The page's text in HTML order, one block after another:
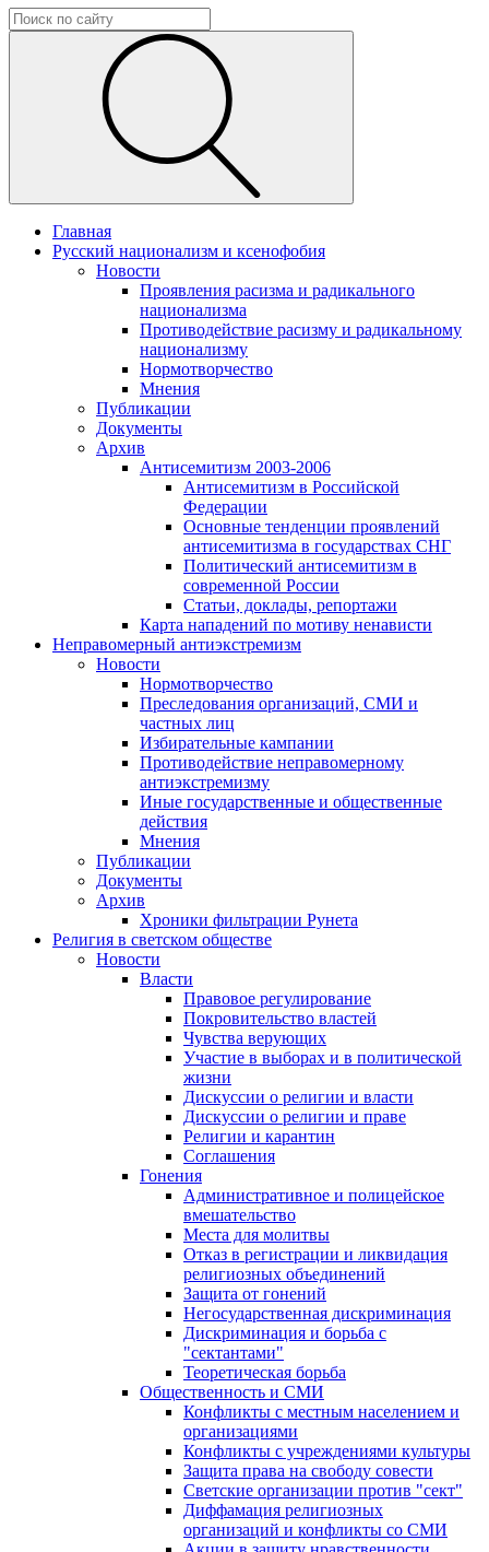
Главная
Русский национализм и ксенофобия
Новости
Проявления расизма и радикального
национализма
Противодействие расизму и радикальному
национализму
Нормотворчество
Мнения
Публикации
Документы
Архив
Антисемитизм 2003-2006
Антисемитизм в Российской
Федерации
Основные тенденции проявлений
антисемитизма в государствах СНГ
Политический антисемитизм в
современной России
Статьи, доклады, репортажи
Карта нападений по мотиву ненависти
Неправомерный антиэкстремизм
Новости
Нормотворчество
Преследования организаций, СМИ и
частных лиц
Избирательные кампании
Противодействие неправомерному
антиэкстремизму
Иные государственные и общественные
действия
Мнения
Публикации
Документы
Архив
Хроники фильтрации Рунета
Религия в светском обществе
Новости
Власти
Правовое регулирование
Покровительство властей
Чувства верующих
Участие в выборах и в политической
жизни
Дискуссии о религии и власти
Дискуссии о религии и праве
Религии и карантин
Соглашения
Гонения
Административное и полицейское
вмешательство
Места для молитвы
Отказ в регистрации и ликвидация
религиозных объединений
Защита от гонений
Негосударственная дискриминация
Дискриминация и борьба с
"сектантами"
Теоретическая борьба
Общественность и СМИ
Конфликты с местным населением и
организациями
Конфликты с учреждениями культуры
Защита права на свободу совести
Светские организации против "сект"
Диффамация религиозных
организаций и конфликты со СМИ